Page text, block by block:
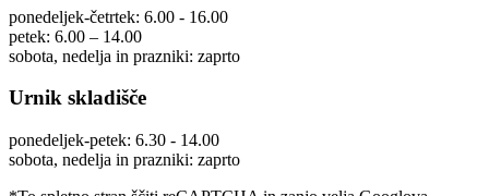
ponedeljek-četrtek: 6.00 - 16.00
petek: 6.00 – 14.00
sobota, nedelja in prazniki: zaprto
Urnik skladišče
ponedeljek-petek: 6.30 - 14.00
sobota, nedelja in prazniki: zaprto